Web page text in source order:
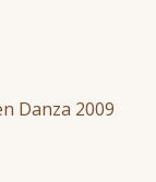
Danza 2009